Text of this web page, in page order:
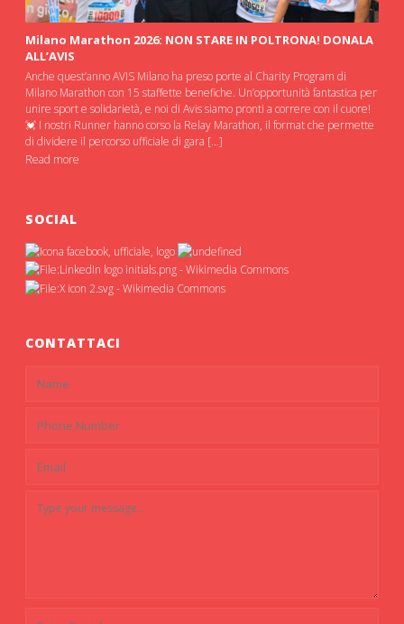
Milano Marathon 2026: NON STARE IN POLTRONA! DONALA
ALL’AVIS
Anche quest’anno AVIS Milano ha preso porte al Charity Program di
Milano Marathon con 15 staffette benefiche. Un’opportunità fantastica per
unire sport e solidarietà, e noi di Avis siamo pronti a correre con il cuore!
💓 I nostri Runner hanno corso la Relay Marathon, il format che permette
di dividere il percorso ufficiale di gara […]
Read more
SOCIAL
CONTATTACI